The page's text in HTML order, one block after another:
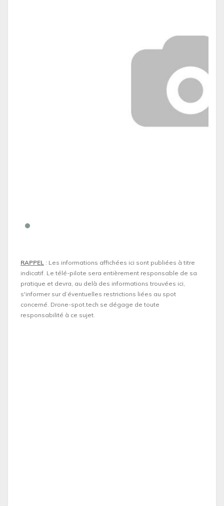
RAPPEL : Les informations affichées ici sont publiées à titre
indicatif. Le télé-pilote sera entièrement responsable de sa
pratique et devra, au delà des informations trouvées ici,
s'informer sur d’éventuelles restrictions liées au spot
concerné. Drone-spot.tech se dégage de toute
responsabilité à ce sujet.